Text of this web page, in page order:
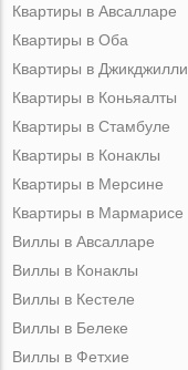
Квартиры в Авсалларе
Квартиры в Оба
Квартиры в Джикджилли
Квартиры в Коньяалты
Квартиры в Стамбуле
Квартиры в Конаклы
Квартиры в Мерсине
Квартиры в Мармарисе
Виллы в Авсалларе
Виллы в Конаклы
Виллы в Кестеле
Виллы в Белеке
Виллы в Фетхие